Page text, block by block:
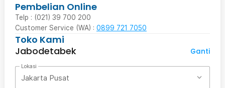
Pembelian Online
Telp : (021) 39 700 200
Customer Service (WA) : 0899 721 7050
Toko Kami
Jabodetabek
Ganti
Lokasi
Jakarta Pusat